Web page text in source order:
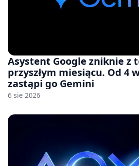
Asystent Google zniknie z
przyszłym miesiącu. Od 4
zastąpi go Gemini
6 sie 2026